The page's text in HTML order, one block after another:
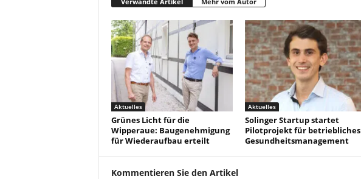
Aktuelles
Grünes Licht für die
Wipperaue: Baugenehmigung
für Wiederaufbau erteilt
Aktuelles
Solinger Startup startet
Pilotprojekt für betriebliches
Gesundheitsmanagement
Kommentieren Sie den Artikel